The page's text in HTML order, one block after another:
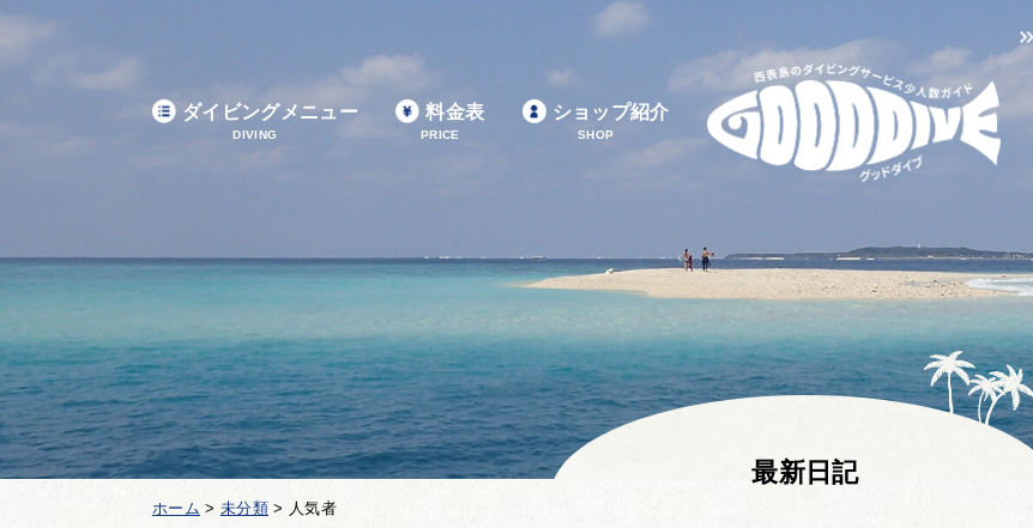
ダイビングメニュー
DIVING
料金表
PRICE
ショップ紹介
SHOP
最新日記
ホーム > 未分類> 人気者